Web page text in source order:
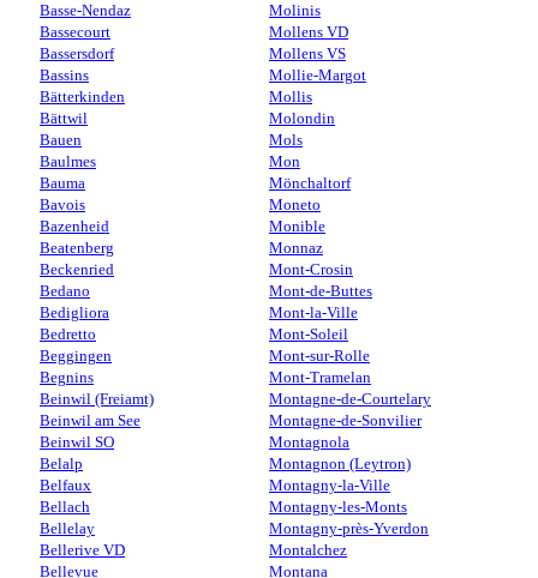
Basse-Nendaz
Bassecourt
Bassersdorf
Bassins
Bätterkinden
Bättwil
Bauen
Baulmes
Bauma
Bavois
Bazenheid
Beatenberg
Beckenried
Bedano
Bedigliora
Bedretto
Beggingen
Begnins
Beinwil (Freiamt)
Beinwil am See
Beinwil SO
Belalp
Belfaux
Bellach
Bellelay
Bellerive VD
Bellevue
Molinis
Mollens VD
Mollens VS
Mollie-Margot
Mollis
Molondin
Mols
Mon
Mönchaltorf
Moneto
Monible
Monnaz
Mont-Crosin
Mont-de-Buttes
Mont-la-Ville
Mont-Soleil
Mont-sur-Rolle
Mont-Tramelan
Montagne-de-Courtelary
Montagne-de-Sonvilier
Montagnola
Montagnon (Leytron)
Montagny-la-Ville
Montagny-les-Monts
Montagny-près-Yverdon
Montalchez
Montana